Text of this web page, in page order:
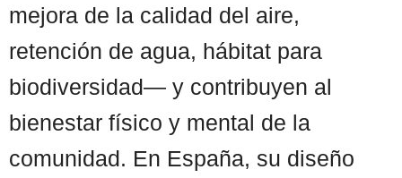
mejora de la calidad del aire,
retención de agua, hábitat para
biodiversidad— y contribuyen al
bienestar físico y mental de la
comunidad. En España, su diseño